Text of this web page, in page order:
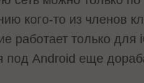
кого-то из членов
работает только для
под Android еще